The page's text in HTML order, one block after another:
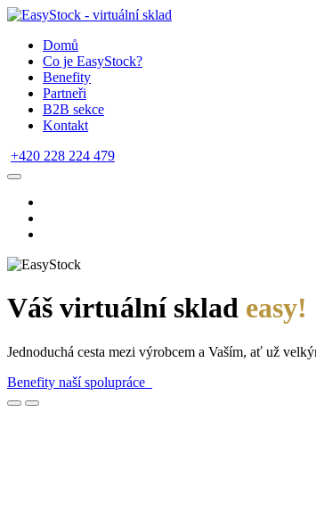
Domů
Co je EasyStock?
Benefity
Partneři
B2B sekce
Kontakt
+420 228 224 479
Váš virtuální sklad easy!
Jednoduchá cesta mezi výrobcem a Vaším, ať už
Benefity naší spolupráce